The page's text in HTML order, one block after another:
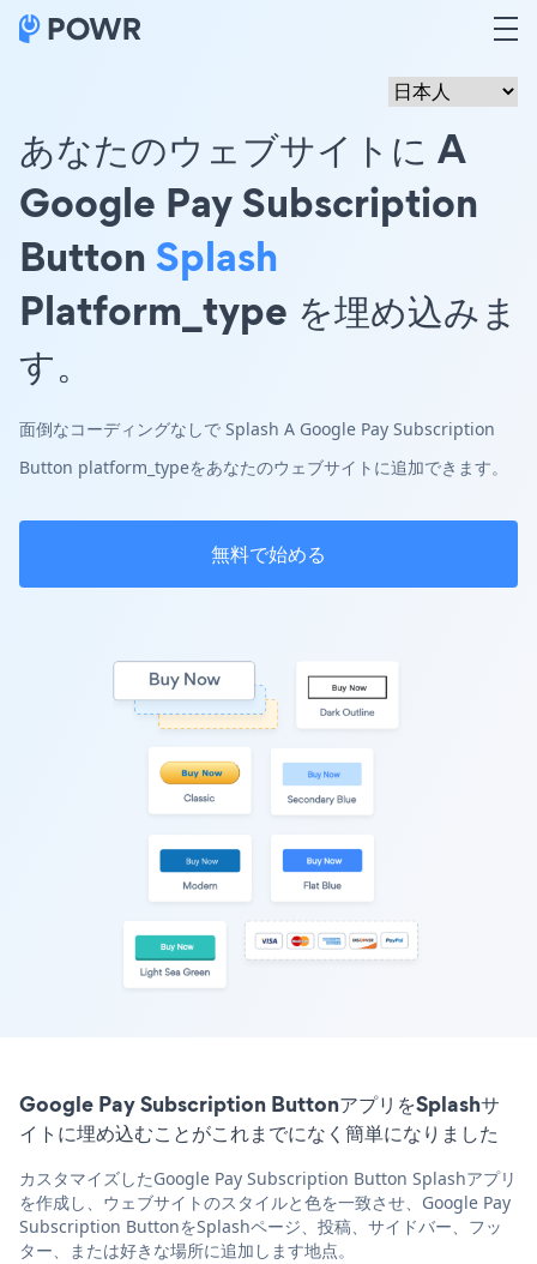
あなたのウェブサイトに A
Google Pay Subscription
ButtonSplash
Platform_type を埋め込みま
す。
面倒なコーディングなしで Splash A Google Pay Subscription
Button platform_typeをあなたのウェブサイトに追加できます。
無料で始める
Google Pay Subscription ButtonアプリをSplashサ
イトに埋め込むことがこれまでになく簡単になりました
カスタマイズしたGoogle Pay Subscription Button Splashアプリ
を作成し、ウェブサイトのスタイルと色を一致させ、Google Pay
Subscription ButtonをSplashページ、投稿、サイドバー、フッ
ター、または好きな場所に追加します地点。